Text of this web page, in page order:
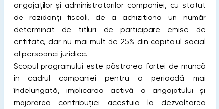
angajaților și administratorilor companiei, cu statut
de rezidenți fiscali, de a achiziționa un număr
determinat de titluri de participare emise de
entitate, dar nu mai mult de 25% din capitalul social
al persoanei juridice.
Scopul programului este păstrarea forței de muncă
în cadrul companiei pentru o perioadă mai
îndelungată, implicarea activă a angajatului și
majorarea contribuției acestuia la dezvoltarea